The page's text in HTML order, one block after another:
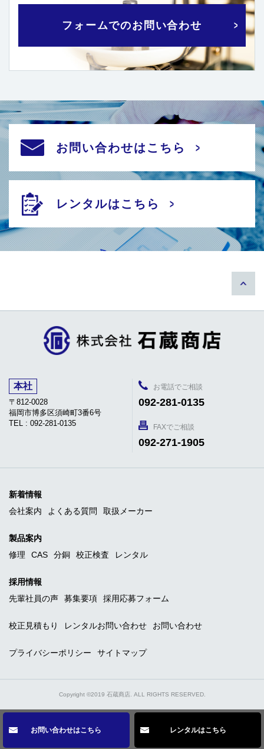
お問い合わせはこちら レンタルはこちら
フォームでのお問い合わせ
お問い合わせはこちら
レンタルはこちら
本社
〒812-0028
福岡市博多区須崎町3番6号
TEL : 092-281-0135
お電話でご相談
092-281-0135
FAXでご相談
092-271-1905
新着情報
会社案内
よくある質問 取扱メーカー
製品案内
修理
CAS 分銅 校正検査 レンタル
採用情報
先輩社員の声
募集要項 採用応募フォーム
校正見積もり レンタルお問い合わせ お問い合わせ
プライバシーポリシー サイトマップ
Copyright ©2019 石蔵商店. ALL RIGHTS RESERVED.